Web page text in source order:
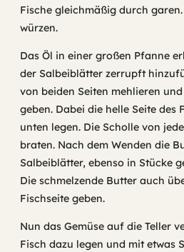
Fische gleichmäßig durch
würzen.
Das Öl in einer großen Pfanne
der Salbeiblätter zerrupft
von beiden Seiten mehlieren
geben. Dabei die helle Seite des
unten legen. Die Scholle von
braten. Nach dem Wenden die
Salbeiblätter, ebenso in Stücke
Die schmelzende Butter auch
Fischseite geben.
Nun das Gemüse auf die Teller
Fisch dazu legen und mit etwas